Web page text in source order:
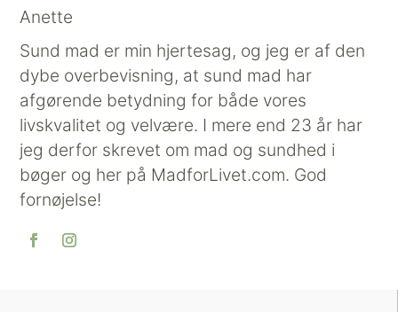
Anette
Sund mad er min hjertesag, og jeg er af den
dybe overbevisning, at sund mad har
afgørende betydning for både vores
livskvalitet og velvære. I mere end 23 år har
jeg derfor skrevet om mad og sundhed i
bøger og her på MadforLivet.com. God
fornøjelse!